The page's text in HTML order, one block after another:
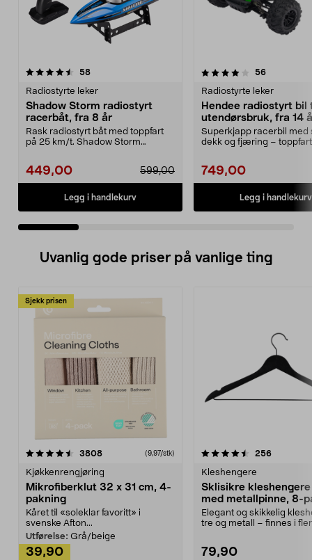
58anmeldelser
Radiostyrte leker
Shadow Storm radiostyrt
racerbåt, fra 8 år
Rask radiostyrt båt med toppfart
på 25 km/t. Shadow Storm
449,00 599,00
Legg i handlekurv
4.0 av 5 stjerner 56
Radiostyrte leker
Hendee radiostyrt bil
utendørsbruk, fra 14
Superkjapp racerbil med
dekk og fjæring –
749,00
Legg i handlekurv
4.0 av 5 stjerner
Uvanlig gode priser på vanlige ting
Sjekk prisen
3808anmeldelser(9,97/stk)
Kjøkkenrengjøring
Mikrofiberklut 32 x 31 cm, 4-
pakning
Kåret til «soleklar favoritt» i
svenske Afton...
Utførelse: Grå/beige
39,90
4.5av 5 stjerner 256
Kleshengere
Sklisikre
med metallpinne, 8-
Elegant og skikkelig
tre og metall – finnes i
79,90
4.5av 5 stjerner